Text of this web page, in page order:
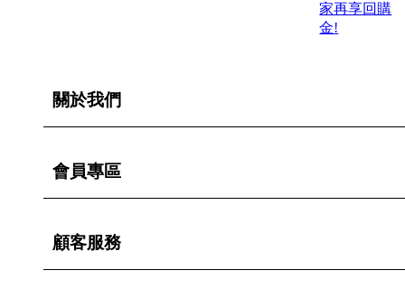
關於我們
會員專區
顧客服務